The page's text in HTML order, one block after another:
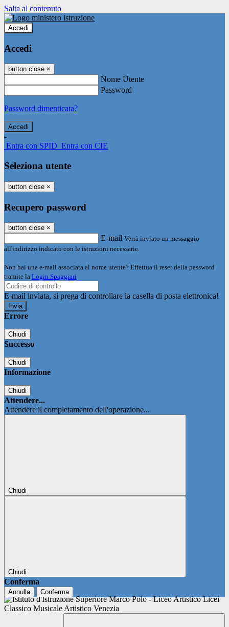
Salta al contenuto
Accedi
Accedi
button close ×
Nome Utente
Password
Password dimenticata?
-
Entra con SPID Entra con CIE
Seleziona utente
button close ×
Recupero password
button close ×
E-mail Verrà inviato un messaggio
all'indirizzo indicato con le istruzioni necessarie.
Non hai una e-mail associata al nome utente? Effettua il reset della password
tramite la Login Spaggiari
E-mail inviata, si prega di controllare la casella di posta elettronica!
Errore
Chiudi
Successo
Chiudi
Informazione
Chiudi
Attendere...
Attendere il completamento dell'operazione...
Chiudi
Chiudi
Conferma
Annulla Conferma